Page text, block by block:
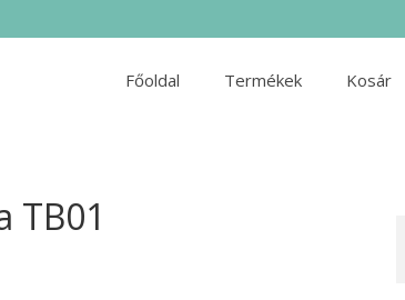
Főoldal Termékek Kosár
TB01